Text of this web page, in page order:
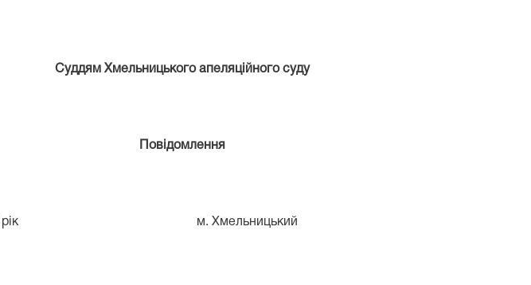
Суддям Хмельницького апеляційного суду
Повідомлення
2026 рік м. Хмельницький